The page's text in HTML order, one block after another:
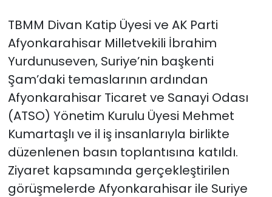
TBMM Divan Katip Üyesi ve AK Parti
Afyonkarahisar Milletvekili İbrahim
Yurdunuseven, Suriye’nin başkenti
Şam’daki temaslarının ardından
Afyonkarahisar Ticaret ve Sanayi Odası
(ATSO) Yönetim Kurulu Üyesi Mehmet
Kumartaşlı ve il iş insanlarıyla birlikte
düzenlenen basın toplantısına katıldı.
Ziyaret kapsamında gerçekleştirilen
görüşmelerde Afyonkarahisar ile Suriye